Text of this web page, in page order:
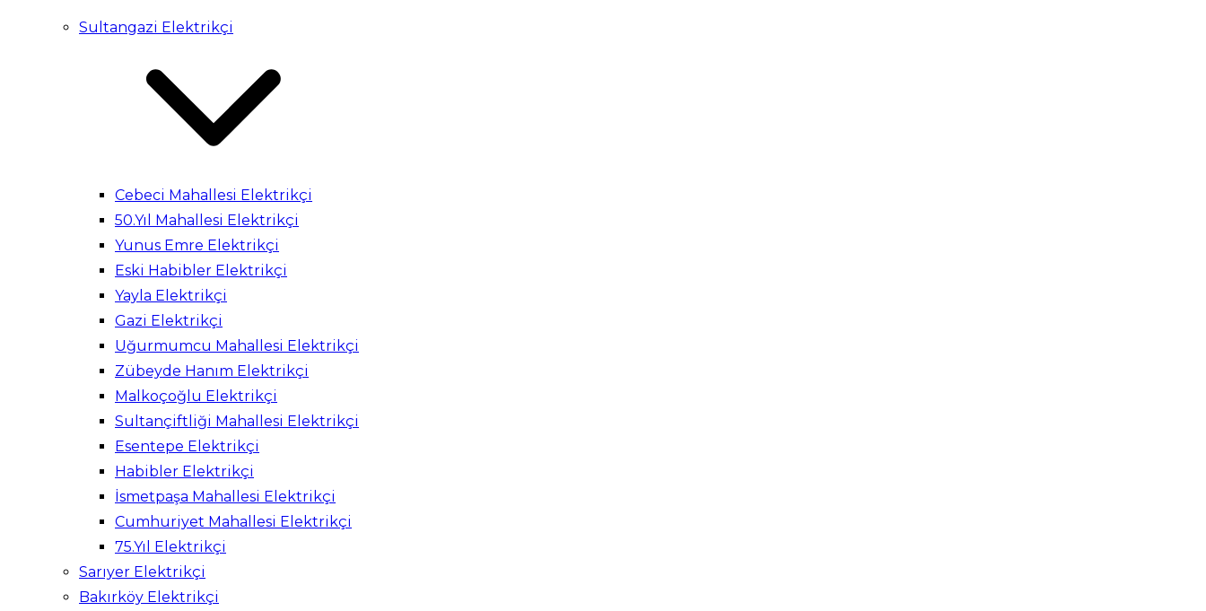
Sultangazi Elektrikçi
Cebeci Mahallesi Elektrikçi
50.Yıl Mahallesi Elektrikçi
Yunus Emre Elektrikçi
Eski Habibler Elektrikçi
Yayla Elektrikçi
Gazi Elektrikçi
Uğurmumcu Mahallesi Elektrikçi
Zübeyde Hanım Elektrikçi
Malkoçoğlu Elektrikçi
Sultançiftliği Mahallesi Elektrikçi
Esentepe Elektrikçi
Habibler Elektrikçi
İsmetpaşa Mahallesi Elektrikçi
Cumhuriyet Mahallesi Elektrikçi
75.Yıl Elektrikçi
Sarıyer Elektrikçi
Bakırköy Elektrikçi